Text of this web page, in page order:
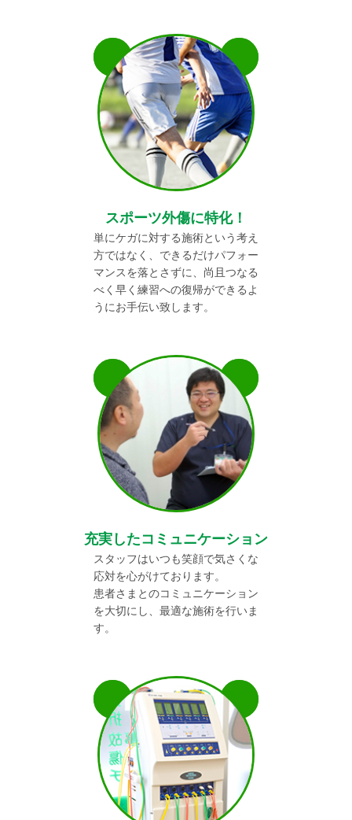
スポーツ外傷に特化！
単にケガに対する施術という考え
方ではなく、できるだけパフォー
マンスを落とさずに、尚且つなる
べく早く練習への復帰ができるよ
うにお手伝い致します。
充実したコミュニケーション
スタッフはいつも笑顔で気さくな
応対を心がけております。
患者さまとのコミュニケーション
を大切にし、最適な施術を行いま
す。